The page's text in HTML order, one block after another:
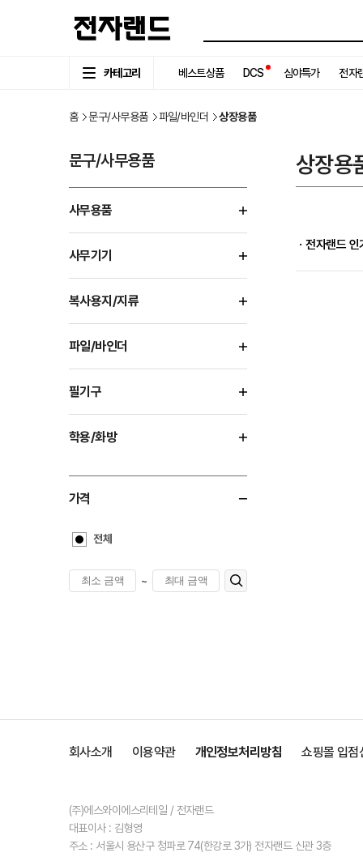
카테고리 베스트상품 DCS 심야특가 전자
홈 문구/사무용품 파일/바인더 상장용품
문구/사무용품
사무용품
사무기기
복사용지/지류
파일/바인더
필기구
학용/화방
가격
전체
~
상장용
ㆍ전자랜드 인
회사소개 이용약관 개인정보처리방침 쇼핑몰 입점
(주)에스와이에스리테일 / 전자랜드
대표이사 : 김형영
주소 : 서울시 용산구 청파로 74(한강로 3가) 전자랜드 신관 3층